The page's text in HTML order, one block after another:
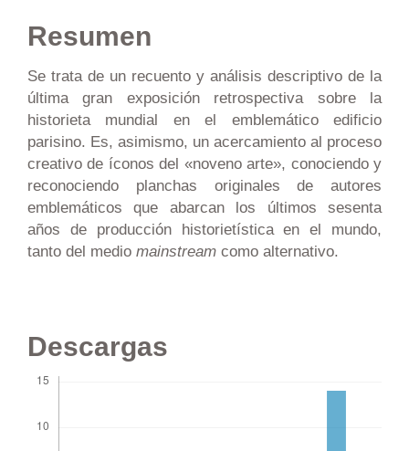
Resumen
Se trata de un recuento y análisis descriptivo de la
última gran exposición retrospectiva sobre la
historieta mundial en el emblemático edificio
parisino. Es, asimismo, un acercamiento al proceso
creativo de íconos del «noveno arte», conociendo y
reconociendo planchas originales de autores
emblemáticos que abarcan los últimos sesenta
años de producción historietística en el mundo,
tanto del medio mainstreamcomo alternativo.
Descargas